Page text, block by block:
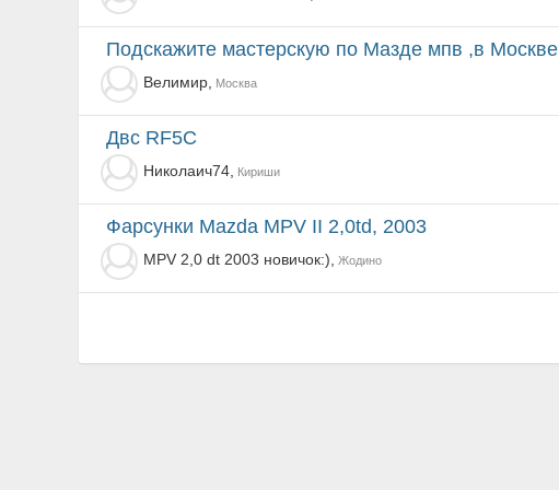
Подскажите мастерскую по Мазде мпв ,в Москве
Велимир, Москва
Двс RF5C
Николаич74, Кириши
Фарсунки Mazda MPV II 2,0td, 2003
MPV 2,0 dt 2003 новичок:), Жодино